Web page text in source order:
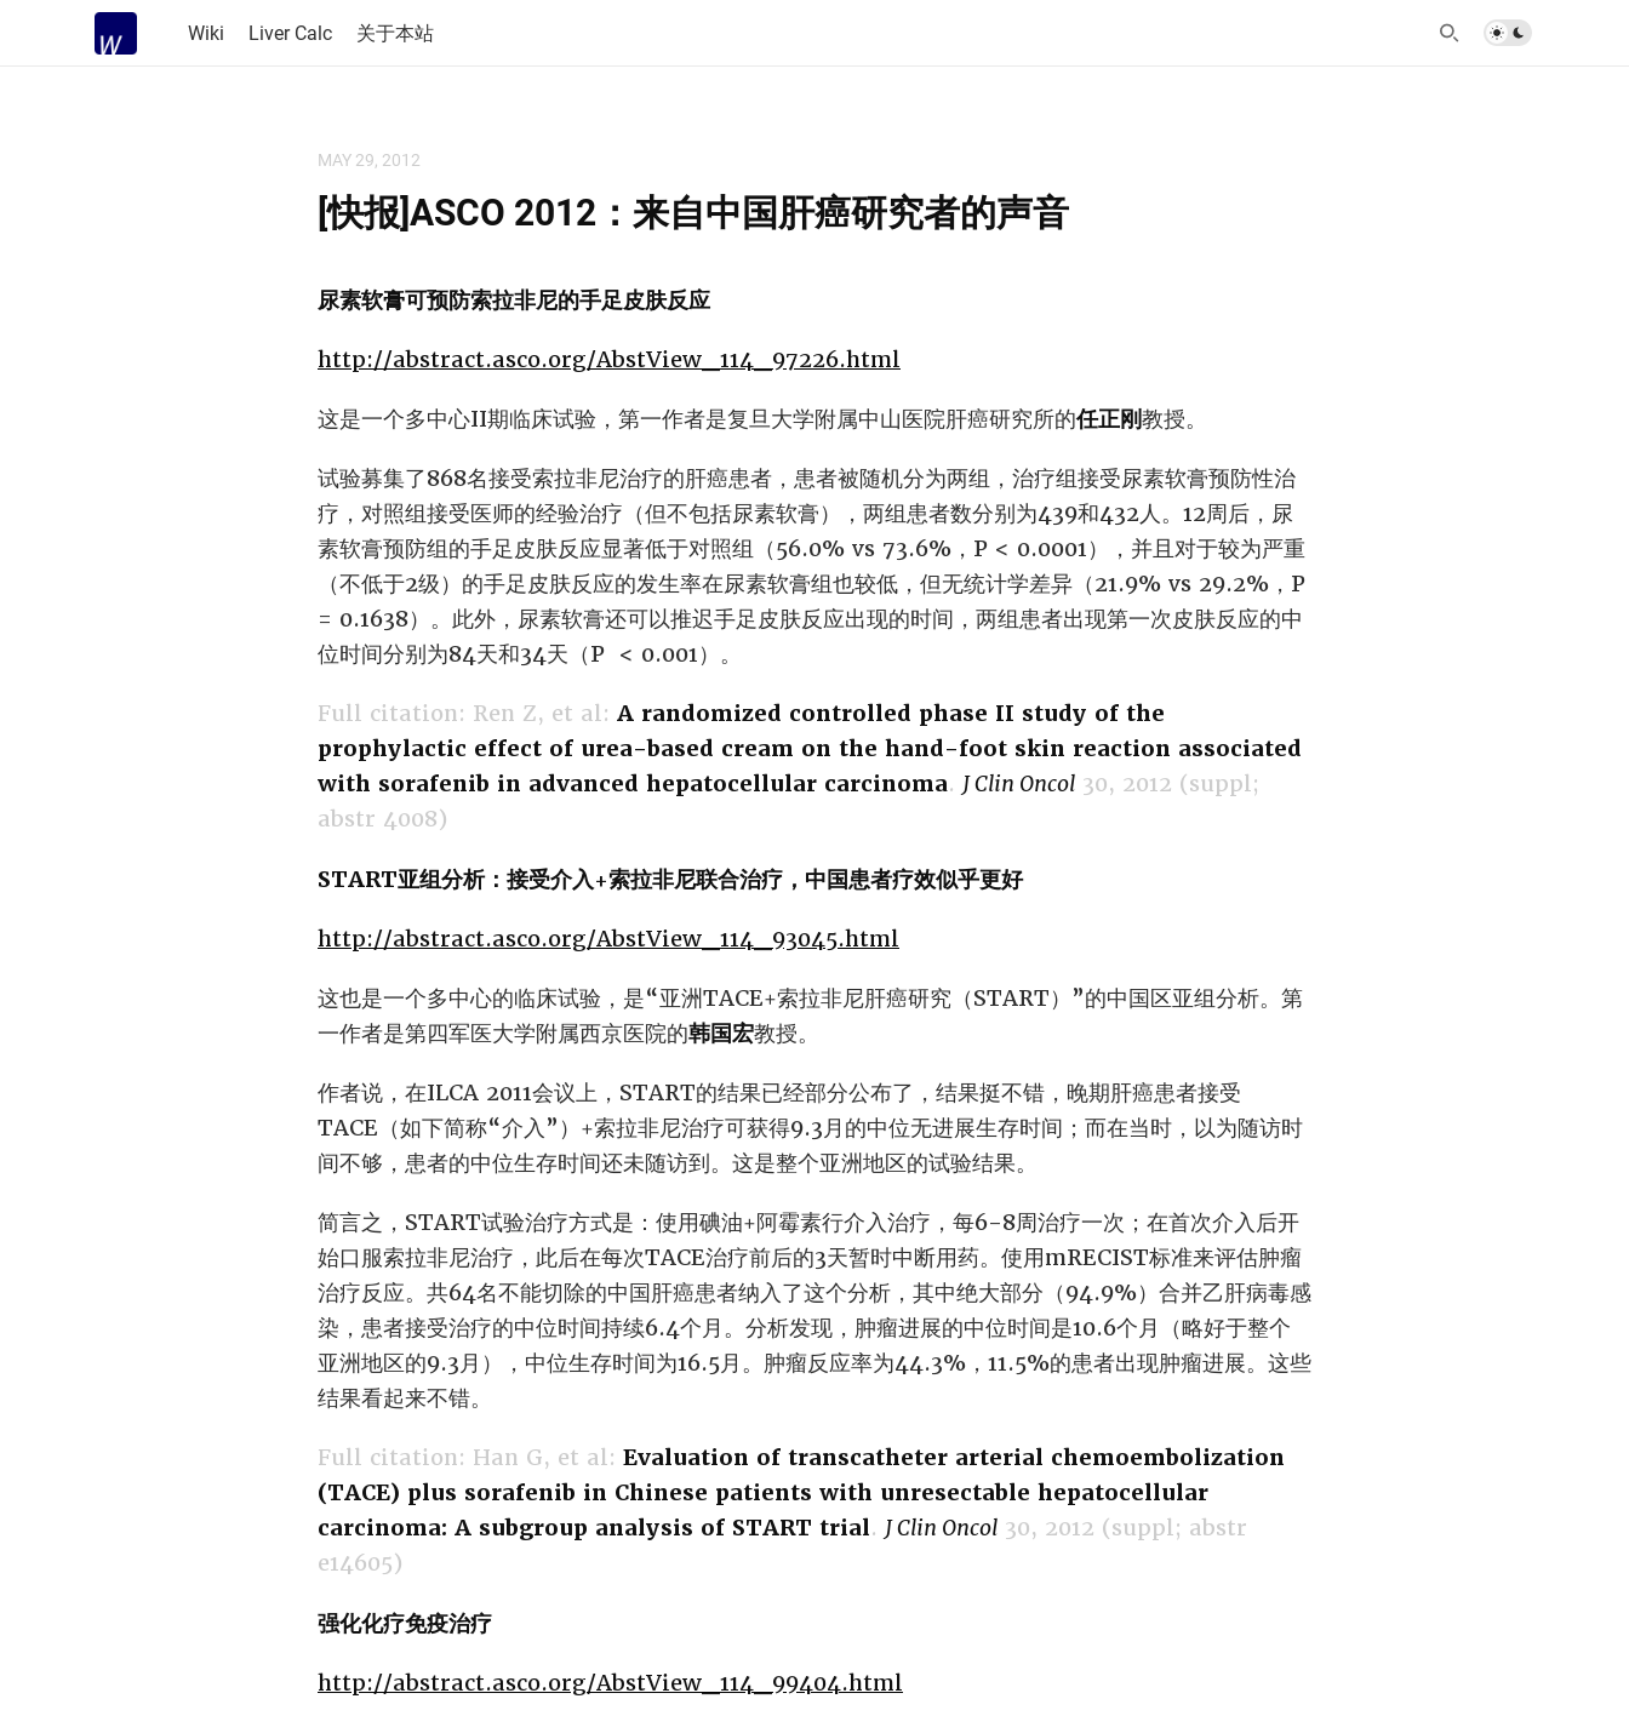
Wiki Liver Calc 关于本站
MAY 29, 2012
[快报]ASCO 2012：来自中国肝癌研究者的声音
尿素软膏可预防索拉非尼的手足皮肤反应
http://abstract.asco.org/AbstView_114_97226.html
这是一个多中心II期临床试验，第一作者是复旦大学附属中山医院肝癌研究所的任正刚教授。
试验募集了868名接受索拉非尼治疗的肝癌患者，患者被随机分为两组，治疗组接受尿素软膏预防性治
疗，对照组接受医师的经验治疗（但不包括尿素软膏），两组患者数分别为439和432人。12周后，尿
素软膏预防组的手足皮肤反应显著低于对照组（56.0% vs 73.6%，P < 0.0001），并且对于较为严重
（不低于2级）的手足皮肤反应的发生率在尿素软膏组也较低，但无统计学差异（21.9% vs 29.2%，P
= 0.1638）。此外，尿素软膏还可以推迟手足皮肤反应出现的时间，两组患者出现第一次皮肤反应的中
位时间分别为84天和34天（P < 0.001）。
Full citation: Ren Z, et al: A randomized controlled phase II study of the
prophylactic effect of urea-based cream on the hand-foot skin reaction associated
with sorafenib in advanced hepatocellular carcinoma. J Clin Oncol 30, 2012 (suppl;
abstr 4008)
START亚组分析：接受介入+索拉非尼联合治疗，中国患者疗效似乎更好
http://abstract.asco.org/AbstView_114_93045.html
这也是一个多中心的临床试验，是“亚洲TACE+索拉非尼肝癌研究（START）”的中国区亚组分析。第
一作者是第四军医大学附属西京医院的韩国宏教授。
作者说，在ILCA 2011会议上，START的结果已经部分公布了，结果挺不错，晚期肝癌患者接受
TACE（如下简称“介入”）+索拉非尼治疗可获得9.3月的中位无进展生存时间；而在当时，以为随访时
间不够，患者的中位生存时间还未随访到。这是整个亚洲地区的试验结果。
简言之，START试验治疗方式是：使用碘油+阿霉素行介入治疗，每6-8周治疗一次；在首次介入后开
始口服索拉非尼治疗，此后在每次TACE治疗前后的3天暂时中断用药。使用mRECIST标准来评估肿瘤
治疗反应。共64名不能切除的中国肝癌患者纳入了这个分析，其中绝大部分（94.9%）合并乙肝病毒感
染，患者接受治疗的中位时间持续6.4个月。分析发现，肿瘤进展的中位时间是10.6个月（略好于整个
亚洲地区的9.3月），中位生存时间为16.5月。肿瘤反应率为44.3%，11.5%的患者出现肿瘤进展。这些
结果看起来不错。
Full citation: Han G, et al: Evaluation of transcatheter arterial chemoembolization
(TACE) plus sorafenib in Chinese patients with unresectable hepatocellular
carcinoma: A subgroup analysis of START trial. J Clin Oncol 30, 2012 (suppl; abstr
e14605)
强化化疗免疫治疗
http://abstract.asco.org/AbstView_114_99404.html